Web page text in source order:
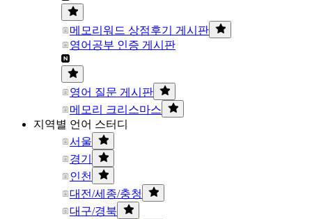
메모리워드 상점후기 게시판
영어공부 인증 게시판
영어 질문 게시판
메모리 크리스마스
지역별 언어 스터디
서울
경기
인천
대전/세종/충청
대구/경북